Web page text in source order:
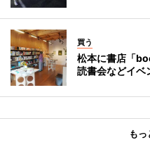
買う
松本に書店「
読書会などイベ
もっ